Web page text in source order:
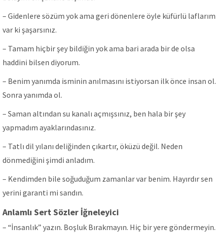
– Gidenlere sözüm yok ama geri dönenlere öyle küfürlü laflarım
var ki şaşarsınız.
– Tamam hiçbir şey bildiğin yok ama bari arada bir de olsa
haddini bilsen diyorum.
– Benim yanımda isminin anılmasını istiyorsan ilk önce insan ol.
Sonra yanımda ol.
– Saman altından su kanalı açmışsınız, ben hala bir şey
yapmadım ayaklarındasınız.
– Tatlı dil yılanı deliğinden çıkartır, öküzü değil. Neden
dönmediğini şimdi anladım.
– Kendimden bile soğuduğum zamanlar var benim. Hayırdır sen
yerini garanti mi sandın.
Anlamlı Sert Sözler İğneleyici
– “İnsanlık” yazın. Boşluk Bırakmayın. Hiç bir yere göndermeyin.